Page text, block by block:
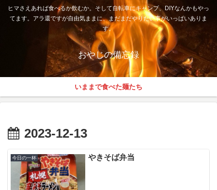
ヒマさえあれば食べるか飲むか。そして自転車にキャンプ、DIYなんかもやっ
てます。アラ還ですが自由気ままに、まだまだやりたい事がいっぱいありま
す。
おやじの備忘録
いままで食べた麺たち
2023-12-13
今日の一杯 やきそば弁当